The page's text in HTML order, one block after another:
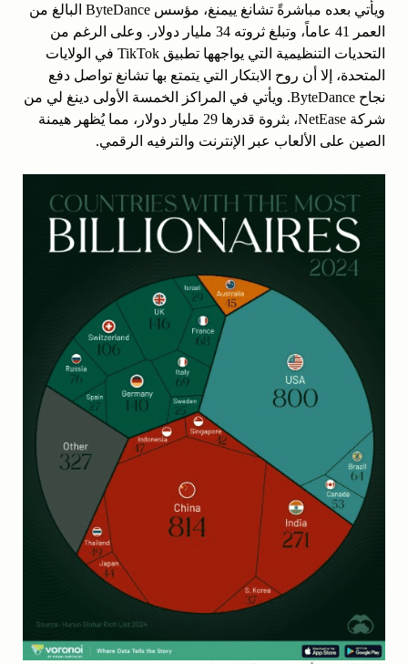
ويأتي بعده مباشرةً تشانغ ييمنغ، مؤسس ByteDance البالغ من
العمر 41 عاماً، وتبلغ ثروته 34 مليار دولار. وعلى الرغم من
التحديات التنظيمية التي يواجهها تطبيق TikTok في الولايات
المتحدة، إلا أن روح الابتكار التي يتمتع بها تشانغ تواصل دفع
نجاح ByteDance. ويأتي في المراكز الخمسة الأولى دينغ لي من
شركة NetEase، بثروة قدرها 29 مليار دولار، مما يُظهر هيمنة
الصين على الألعاب عبر الإنترنت والترفيه الرقمي.